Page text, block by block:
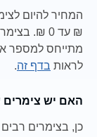
₪ עד 0 ₪.
מתייחס למספר
לראות בדף זה.
האם יש צימרים
כן, בצימרים